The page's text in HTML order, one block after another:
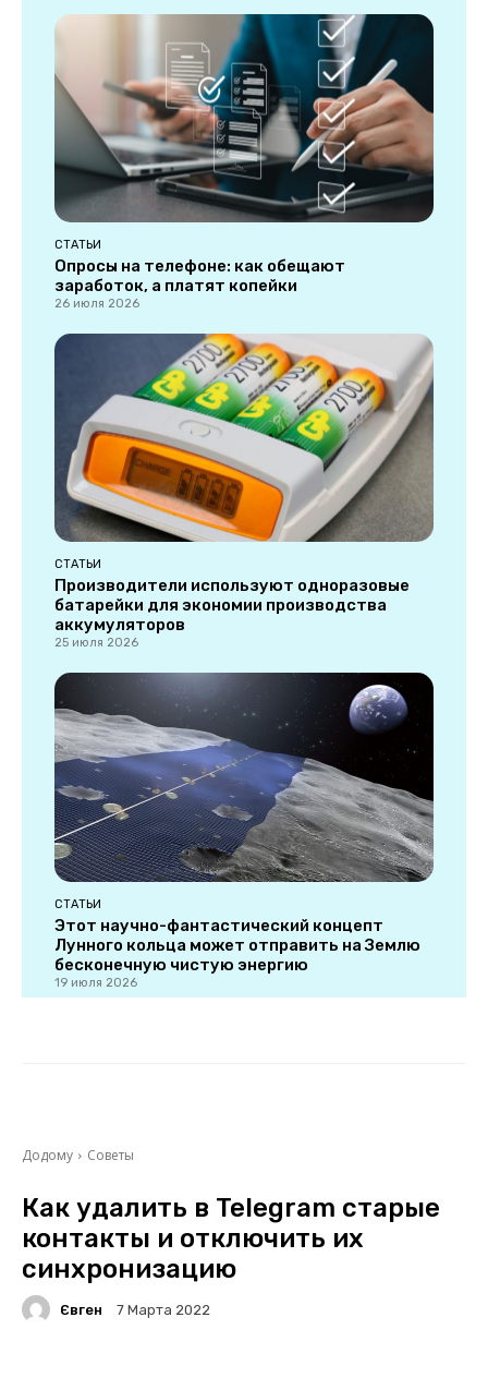
СТАТЬИ
Опросы на телефоне: как обещают
заработок, а платят копейки
26 июля 2026
СТАТЬИ
Производители используют одноразовые
батарейки для экономии производства
аккумуляторов
25 июля 2026
СТАТЬИ
Этот научно-фантастический концепт
Лунного кольца может отправить на Землю
бесконечную чистую энергию
19 июля 2026